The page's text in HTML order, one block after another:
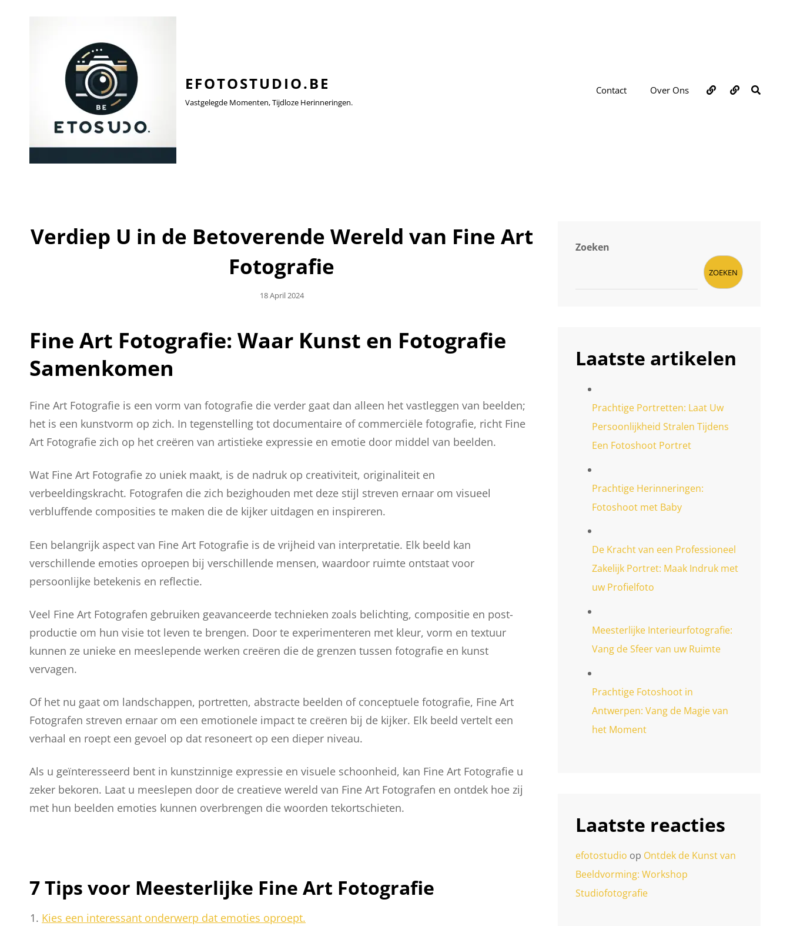
EFOTOSTUDIO.BE
Vastgelegde Momenten, Tijdloze Herinneringen.
Contact Over Ons Over
ons
Contact
Verdiep U in de Betoverende Wereld van Fine Art
Fotografie
Geplaatst
18 April 2024
Fine Art Fotografie: Waar Kunst en Fotografie
Samenkomen
Fine Art Fotografie is een vorm van fotografie die verder gaat dan alleen het vastleggen van beelden;
het is een kunstvorm op zich. In tegenstelling tot documentaire of commerciële fotografie, richt Fine
Art Fotografie zich op het creëren van artistieke expressie en emotie door middel van beelden.
Wat Fine Art Fotografie zo uniek maakt, is de nadruk op creativiteit, originaliteit en
verbeeldingskracht. Fotografen die zich bezighouden met deze stijl streven ernaar om visueel
verbluffende composities te maken die de kijker uitdagen en inspireren.
Een belangrijk aspect van Fine Art Fotografie is de vrijheid van interpretatie. Elk beeld kan
verschillende emoties oproepen bij verschillende mensen, waardoor ruimte ontstaat voor
persoonlijke betekenis en reflectie.
Veel Fine Art Fotografen gebruiken geavanceerde technieken zoals belichting, compositie en post-
productie om hun visie tot leven te brengen. Door te experimenteren met kleur, vorm en textuur
kunnen ze unieke en meeslepende werken creëren die de grenzen tussen fotografie en kunst
vervagen.
Of het nu gaat om landschappen, portretten, abstracte beelden of conceptuele fotografie, Fine Art
Fotografen streven ernaar om een emotionele impact te creëren bij de kijker. Elk beeld vertelt een
verhaal en roept een gevoel op dat resoneert op een dieper niveau.
Als u geïnteresseerd bent in kunstzinnige expressie en visuele schoonheid, kan Fine Art Fotografie u
zeker bekoren. Laat u meeslepen door de creatieve wereld van Fine Art Fotografen en ontdek hoe zij
met hun beelden emoties kunnen overbrengen die woorden tekortschieten.
7 Tips voor Meesterlijke Fine Art Fotografie
Kies een interessant onderwerp dat emoties oproept.
Zoeken
ZOEKEN
Laatste artikelen
Prachtige Portretten: Laat Uw
Persoonlijkheid Stralen Tijdens
Een Fotoshoot Portret
Prachtige Herinneringen:
Fotoshoot met Baby
De Kracht van een Professioneel
Zakelijk Portret: Maak Indruk met
uw Profielfoto
Meesterlijke Interieurfotografie:
Vang de Sfeer van uw Ruimte
Prachtige Fotoshoot in
Antwerpen: Vang de Magie van
het Moment
Laatste reacties
efotostudio op Ontdek de Kunst van
Beeldvorming: Workshop
Studiofotografie